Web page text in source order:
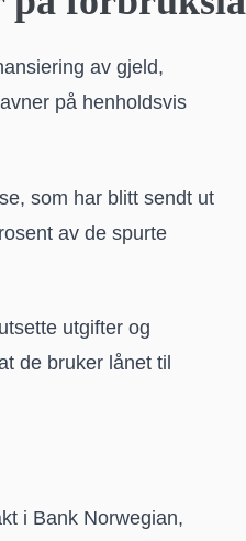
av gjeld,
på henholdsvis
som har blitt sendt ut
av de spurte
utgifter og
de bruker lånet til
i Bank Norwegian,